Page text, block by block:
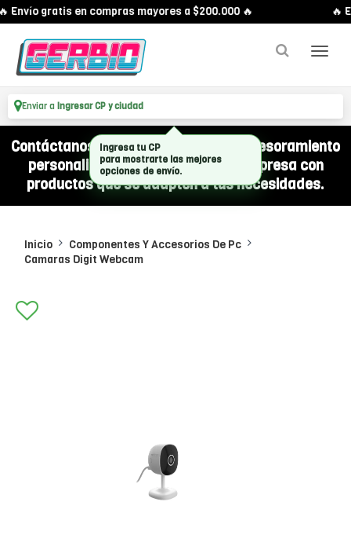
Envío gratis en compras mayores a $200.000 🔥 🔥
Enviar a Ingresar CP y ciudad
Contáctanos por WhatsApp y recibí asesoramiento
personalizado para equipar a tu empresa con
productos que se adapten a tus necesidades.
Inicio
Componentes Y Accesorios De Pc
Camaras Digit Webcam